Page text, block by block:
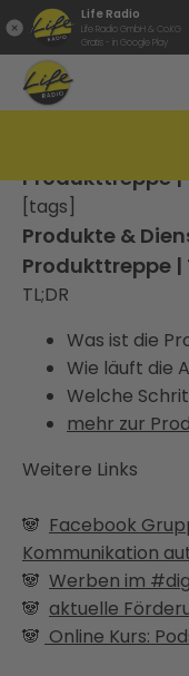
Life Radio
Life Radio GmbH & Co.KG
Gratis - in Google Play
Produkttreppe |
[tags]
Produkte &
Produkttreppe |
TL;DR
Was ist die
Wie läuft die
Welche
mehr zur
Weitere Links
🐼 Facebook
Kommunikation
🐼 Werben im
🐼 aktuelle
🐼 Online Kurs: